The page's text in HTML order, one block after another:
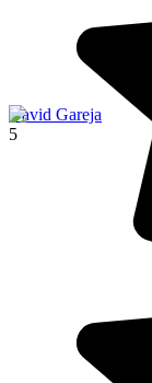
David Gareja
5